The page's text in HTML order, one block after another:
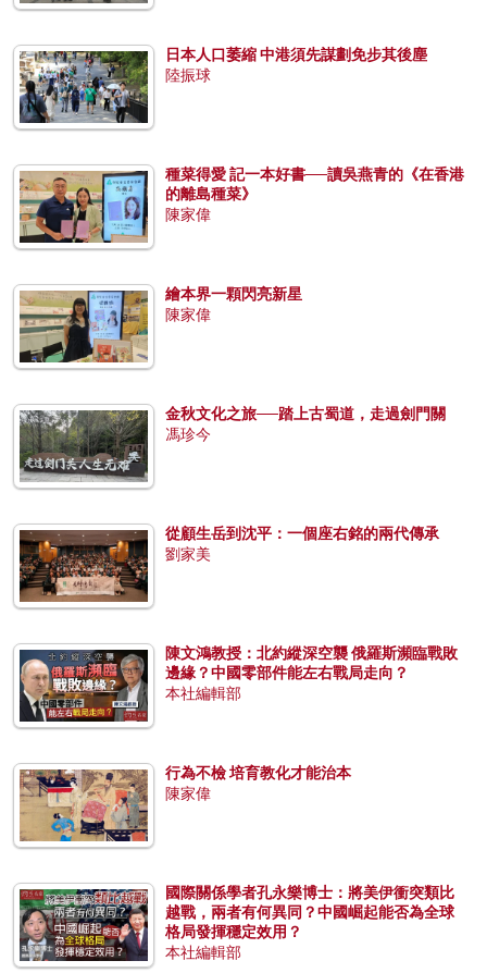
日本人口萎縮 中港須先謀劃免步其後塵
陸振球
種菜得愛 記一本好書──讀吳燕青的《在香港
的離島種菜》
陳家偉
繪本界一顆閃亮新星
陳家偉
金秋文化之旅──踏上古蜀道，走過劍門關
馮珍今
從顧生岳到沈平：一個座右銘的兩代傳承
劉家美
陳文鴻教授：北約縱深空襲 俄羅斯瀕臨戰敗
邊緣？中國零部件能左右戰局走向？
本社編輯部
行為不檢 培育教化才能治本
陳家偉
國際關係學者孔永樂博士：將美伊衝突類比
越戰，兩者有何異同？中國崛起能否為全球
格局發揮穩定效用？
本社編輯部